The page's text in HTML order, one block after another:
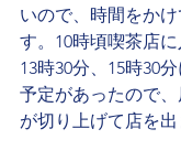
いので、時間をか
す。10時頃喫茶店
13時30分、15時30
予定があったので
が切り上げて店を出